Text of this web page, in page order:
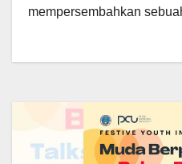
mempersembahkan